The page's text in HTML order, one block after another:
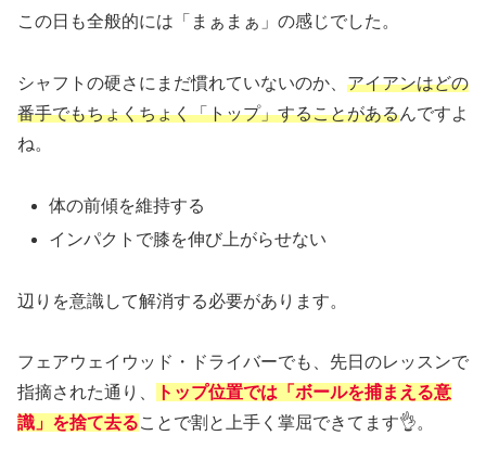
この日も全般的には「まぁまぁ」の感じでした。
シャフトの硬さにまだ慣れていないのか、 アイアンはどの
番手でもちょくちょく「トップ」することがあるんですよ
ね。
体の前傾を維持する
インパクトで膝を伸び上がらせない
辺りを意識して解消する必要があります。
フェアウェイウッド・ドライバーでも、先日のレッスンで
指摘された通り、
トップ位置では「ボールを捕まえる意
識」を捨て去ることで割と上手く掌屈できてます👌。